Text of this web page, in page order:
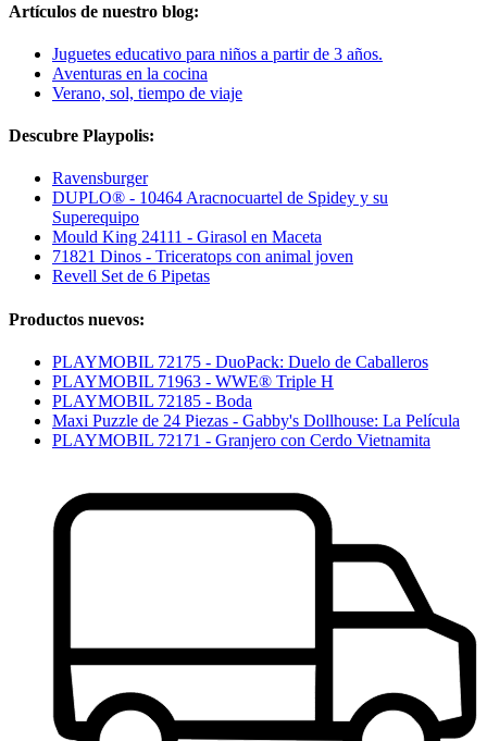
Artículos de nuestro blog:
Juguetes educativo para niños a partir de 3 años.
Aventuras en la cocina
Verano, sol, tiempo de viaje
Descubre Playpolis:
Ravensburger
DUPLO® - 10464 Aracnocuartel de Spidey y su
Superequipo
Mould King 24111 - Girasol en Maceta
71821 Dinos - Triceratops con animal joven
Revell Set de 6 Pipetas
Productos nuevos:
PLAYMOBIL 72175 - DuoPack: Duelo de Caballeros
PLAYMOBIL 71963 - WWE® Triple H
PLAYMOBIL 72185 - Boda
Maxi Puzzle de 24 Piezas - Gabby's Dollhouse: La Película
PLAYMOBIL 72171 - Granjero con Cerdo Vietnamita